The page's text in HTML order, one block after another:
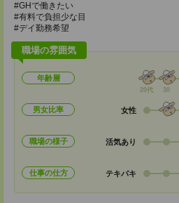
#GHで働きたい
#有料で負担少な目
#デイ勤務希望
職場の雰囲気
年齢層
20代 30
男女比率 女性
職場の様子 活気あり
仕事の仕方 テキパキ